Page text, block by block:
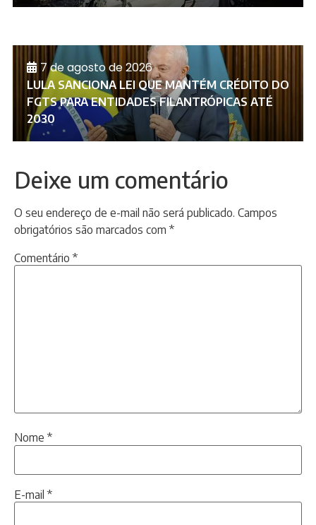
7 de agosto de 2026
LULA SANCIONA LEI QUE MANTÉM CRÉDITO DO
FGTS PARA ENTIDADES FILANTRÓPICAS ATÉ
2030
Deixe um comentário
O seu endereço de e-mail não será publicado. Campos
obrigatórios são marcados com *
Comentário *
Nome *
E-mail *